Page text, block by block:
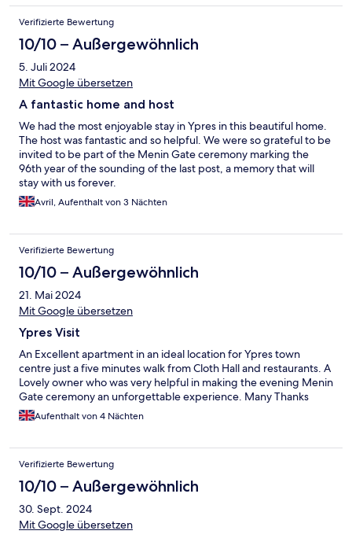
Verifizierte Bewertung
10/10 – Außergewöhnlich
5. Juli 2024
Mit Google übersetzen
A fantastic home and host
We had the most enjoyable stay in Ypres in this beautiful home.
The host was fantastic and so helpful. We were so grateful to be
invited to be part of the Menin Gate ceremony marking the
96th year of the sounding of the last post, a memory that will
stay with us forever.
Avril, Aufenthalt von 3 Nächten
Verifizierte Bewertung
10/10 – Außergewöhnlich
21. Mai 2024
Mit Google übersetzen
Ypres Visit
An Excellent apartment in an ideal location for Ypres town
centre just a five minutes walk from Cloth Hall and restaurants. A
Lovely owner who was very helpful in making the evening Menin
Gate ceremony an unforgettable experience. Many Thanks
Aufenthalt von 4 Nächten
Verifizierte Bewertung
10/10 – Außergewöhnlich
30. Sept. 2024
Mit Google übersetzen